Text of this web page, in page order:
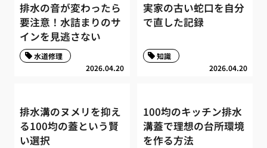
排水の音が変わったら
要注意！水詰まりのサ
インを見逃さない
2026.04.20
水道修理
実家の古い蛇口を自分
で直した記録
2026.04.20
知識
排水溝のヌメリを抑え
る100均の蓋という賢
い選択
100均のキッチン排水
溝蓋で理想の台所環境
を作る方法